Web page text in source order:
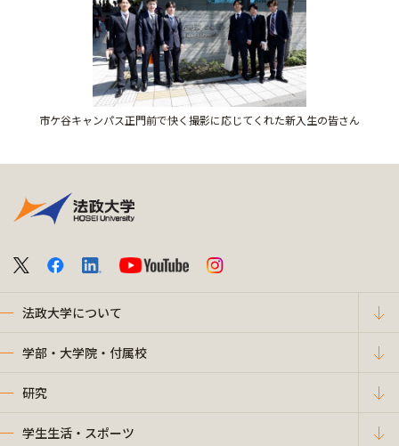
市ケ谷キャンパス正門前で快く撮影に応じてくれた新入生の皆さん
法政大学について
学部・大学院・付属校
研究
学生生活・スポーツ